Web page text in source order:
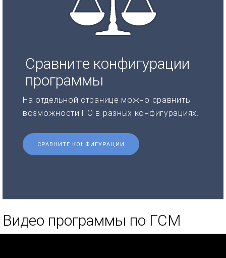
Сравните конфигурации
программы
На отдельной странице можно сравнить
возможности ПО в разных конфигурациях.
СРАВНИТЕ КОНФИГУРАЦИИ
Видео программы по ГСМ